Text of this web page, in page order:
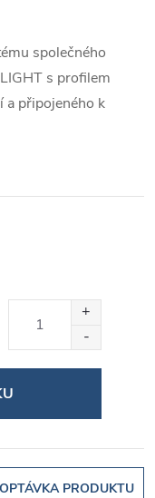
společného
s profilem
a připojeného k
PRODUKTU